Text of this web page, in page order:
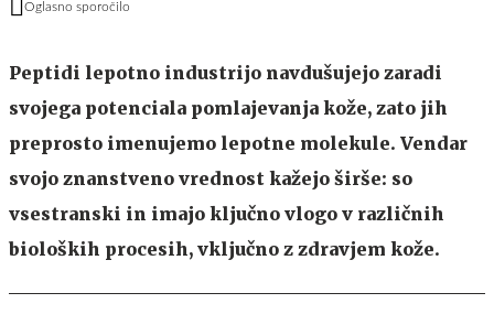
Oglasno sporočilo
Peptidi lepotno industrijo navdušujejo zaradi
svojega potenciala pomlajevanja kože, zato jih
preprosto imenujemo lepotne molekule. Vendar
svojo znanstveno vrednost kažejo širše: so
vsestranski in imajo ključno vlogo v različnih
bioloških procesih, vključno z zdravjem kože.